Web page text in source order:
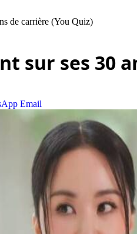
de carrière (You Quiz)
sur ses 30
Email